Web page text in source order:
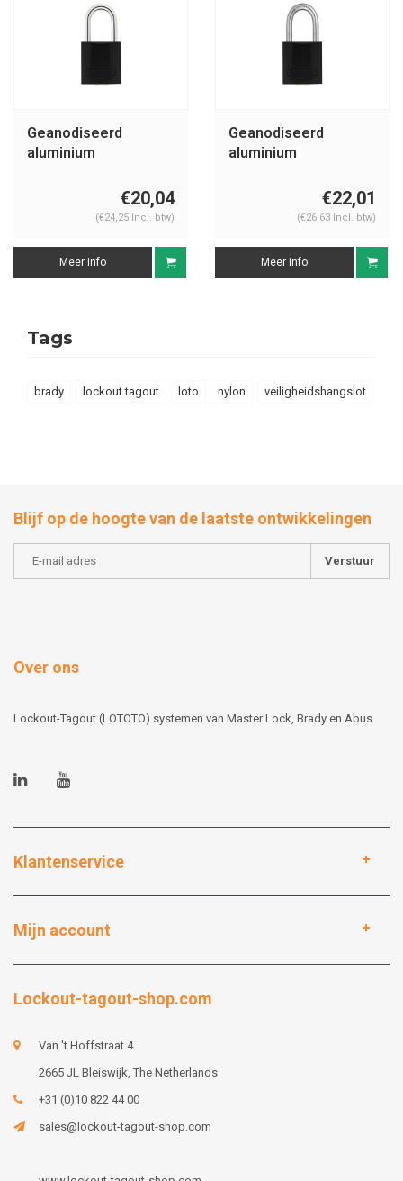
Geanodiseerd
aluminium
SCHWARZ
€20,04
(€24,25 Incl. btw)
Meer info
Geanodiseerd
aluminium
SCHWARZ
€22,01
(€26,63 Incl. btw)
Meer info
Tags
brady lockout tagout loto nylon veiligheidshangslot
Blijf op de hoogte van de laatste ontwikkelingen
Verstuur
Over ons
Lockout-Tagout (LOTOTO) systemen van Master Lock, Brady en Abus
Klantenservice
Mijn account
Lockout-tagout-shop.com
Van 't Hoffstraat 4
2665 JL Bleiswijk, The Netherlands
+31 (0)10 822 44 00
sales@lockout-tagout-shop.com